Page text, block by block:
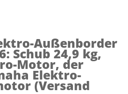
Außenborder
Schub 24,9 kg,
Motor, der
Elektro-
(Versand